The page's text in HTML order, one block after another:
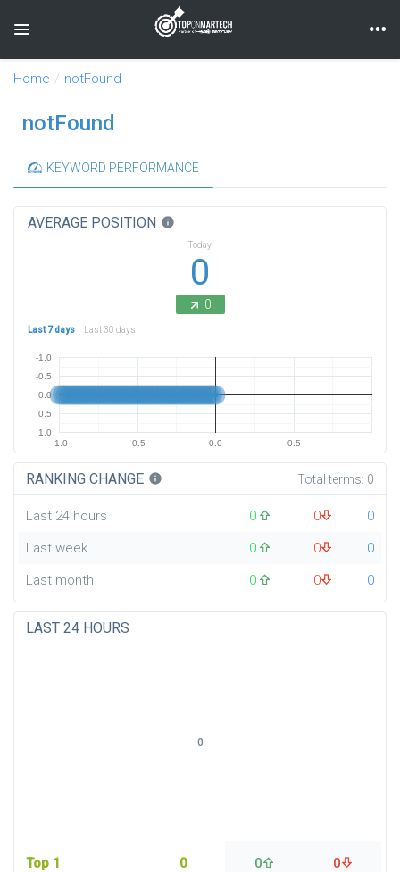
Toggle navigation
Home notFound
notFound
KEYWORD PERFORMANCE
AVERAGE POSITION info
Today
0
0
Last 7 days Last 30 days
-1.0 -0.5 0.0 0.5
-1.0
-0.5
0.0
0.5
1.0
RANKING CHANGE info Total terms: 0
Last 24 hours 0 0
0
Last week
0 0
0
Last month
0 0 0
LAST 24 HOURS
Top 1 0 0 0
0